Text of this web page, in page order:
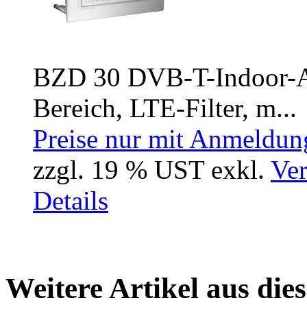
BZD 30 DVB-T-
Bereich, LTE-Filter, m...
Preise nur mit
zzgl. 19 % UST exkl.
Details
Weitere Artikel aus